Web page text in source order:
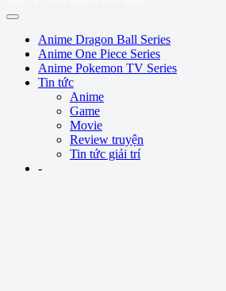
Anime Dragon Ball Series
Anime One Piece Series
Anime Pokemon TV Series
Tin tức
Anime
Game
Movie
Review truyện
Tin tức giải trí
-